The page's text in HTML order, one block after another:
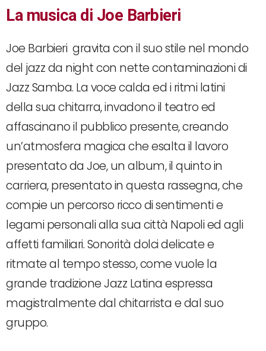
La musica di Joe Barbieri
Joe Barbieri gravita con il suo stile nel mondo
del jazz da night con nette contaminazioni di
Jazz Samba. La voce calda ed i ritmi latini
della sua chitarra, invadono il teatro ed
affascinano il pubblico presente, creando
un’atmosfera magica che esalta il lavoro
presentato da Joe, un album, il quinto in
carriera, presentato in questa rassegna, che
compie un percorso ricco di sentimenti e
legami personali alla sua città Napoli ed agli
affetti familiari. Sonorità dolci delicate e
ritmate al tempo stesso, come vuole la
grande tradizione Jazz Latina espressa
magistralmente dal chitarrista e dal suo
gruppo.